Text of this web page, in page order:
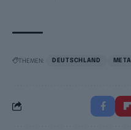
THEMEN: DEUTSCHLAND META